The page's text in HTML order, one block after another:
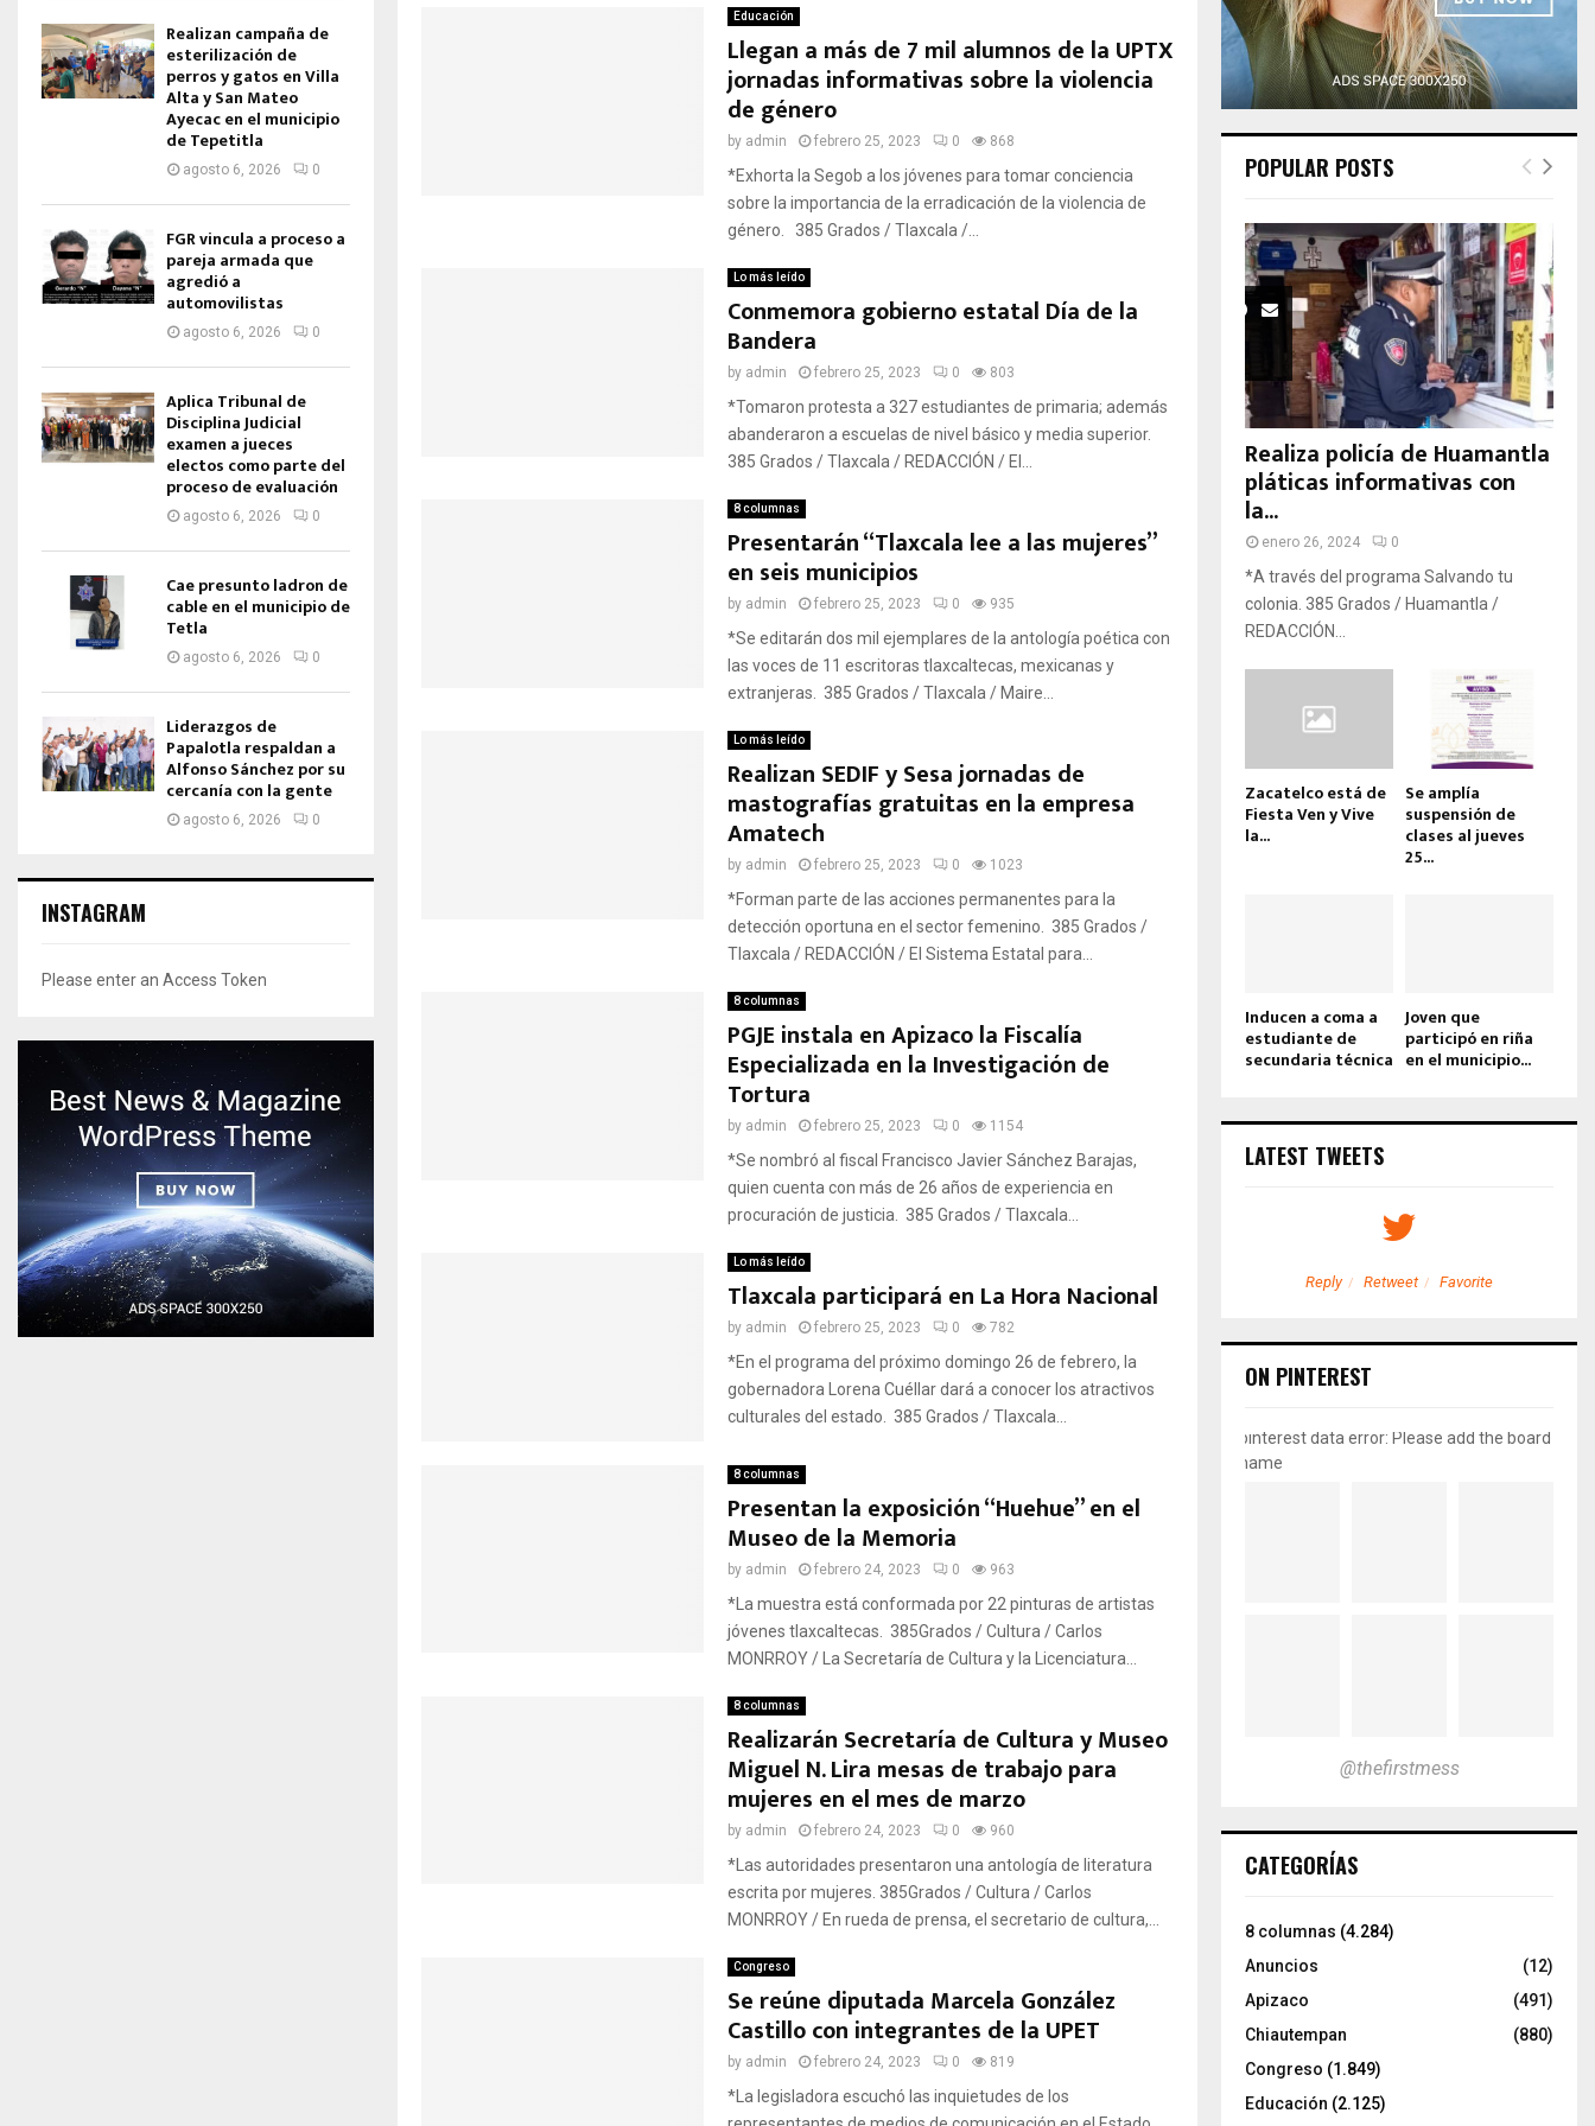
Educación
Llegan a más de 7 mil alumnos de la UPTX
jornadas informativas sobre la violencia
de género
by admin febrero 25, 2023 0 868
*Exhorta la Segob a los jóvenes para tomar conciencia
sobre la importancia de la erradicación de la violencia de
género. 385 Grados / Tlaxcala /...
Lo más leído
Conmemora gobierno estatal Día de la
Bandera
by admin febrero 25, 2023 0 803
*Tomaron protesta a 327 estudiantes de primaria; además
abanderaron a escuelas de nivel básico y media superior.
385 Grados / Tlaxcala / REDACCIÓN / El...
8 columnas
Presentarán “Tlaxcala lee a las mujeres”
en seis municipios
by admin febrero 25, 2023 0 935
*Se editarán dos mil ejemplares de la antología poética con
las voces de 11 escritoras tlaxcaltecas, mexicanas y
extranjeras. 385 Grados / Tlaxcala / Maire...
Lo más leído
Realizan SEDIF y Sesa jornadas de
mastografías gratuitas en la empresa
Amatech
by admin febrero 25, 2023 0 1023
*Forman parte de las acciones permanentes para la
detección oportuna en el sector femenino. 385 Grados /
Tlaxcala / REDACCIÓN / El Sistema Estatal para...
8 columnas
PGJE instala en Apizaco la Fiscalía
Especializada en la Investigación de
Tortura
by admin febrero 25, 2023 0 1154
*Se nombró al fiscal Francisco Javier Sánchez Barajas,
quien cuenta con más de 26 años de experiencia en
procuración de justicia. 385 Grados / Tlaxcala...
Lo más leído
Tlaxcala participará en La Hora Nacional
by admin febrero 25, 2023 0 782
*En el programa del próximo domingo 26 de febrero, la
gobernadora Lorena Cuéllar dará a conocer los atractivos
culturales del estado. 385 Grados / Tlaxcala...
8 columnas
Presentan la exposición “Huehue” en el
Museo de la Memoria
by admin febrero 24, 2023 0 963
*La muestra está conformada por 22 pinturas de artistas
jóvenes tlaxcaltecas. 385Grados / Cultura / Carlos
MONRROY / La Secretaría de Cultura y la Licenciatura...
8 columnas
Realizarán Secretaría de Cultura y Museo
Miguel N. Lira mesas de trabajo para
mujeres en el mes de marzo
by admin febrero 24, 2023 0 960
*Las autoridades presentaron una antología de literatura
escrita por mujeres. 385Grados / Cultura / Carlos
MONRROY / En rueda de prensa, el secretario de cultura,...
Congreso
Se reúne diputada Marcela González
Castillo con integrantes de la UPET
by admin febrero 24, 2023 0 819
*La legisladora escuchó las inquietudes de los
Realizan campaña de
esterilización de
perros y gatos en Villa
Alta y San Mateo
Ayecac en el municipio
de Tepetitla
agosto 6, 2026 0
FGR vincula a proceso a
pareja armada que
agredió a
automovilistas
agosto 6, 2026 0
Aplica Tribunal de
Disciplina Judicial
examen a jueces
electos como parte del
proceso de evaluación
agosto 6, 2026 0
Cae presunto ladron de
cable en el municipio de
Tetla
agosto 6, 2026 0
Liderazgos de
Papalotla respaldan a
Alfonso Sánchez por su
cercanía con la gente
agosto 6, 2026 0
INSTAGRAM
Please enter an Access Token
POPULAR POSTS
Realiza policía de Huamantla
pláticas informativas con
la...
enero 26, 2024 0
*A través del programa Salvando tu
colonia. 385 Grados / Huamantla /
REDACCIÓN...
Zacatelco está de
Fiesta Ven y Vive
la...
Se amplía
suspensión de
clases al jueves
25...
Inducen a coma a
estudiante de
secundaria técnica
Joven que
participó en riña
en el municipio...
LATEST TWEETS
Reply Retweet Favorite
ON PINTEREST
pinterest data error: Please add the board
name
@thefirstmess
CATEGORÍAS
8 columnas (4.284)
Anuncios
(12)
Apizaco
(491)
Chiautempan
(880)
Congreso (1.849)
Educación (2.125)